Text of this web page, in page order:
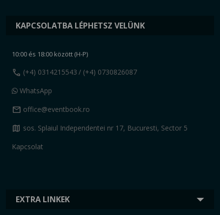
EXTRA LINKEK
KAPCSOLATBA LÉPHETSZ VELÜNK
10:00 és 18:00 között (H-P)
call (+4) 0314215543 / (+4) 0730826087
WhatsApp
mail office@eventbook.ro
map sos. Splaiul Independentei nr 17, Bucuresti, Sector 5
Kapcsolat